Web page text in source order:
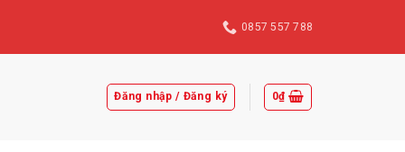
0857 557 788
Đăng nhập / Đăng ký 0₫